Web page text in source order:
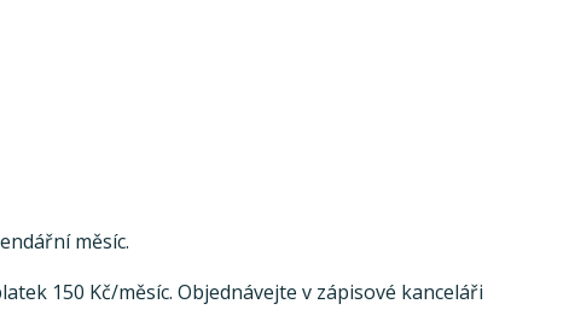
měsíc.
150 Kč/měsíc. Objednávejte v zápisové kanceláři